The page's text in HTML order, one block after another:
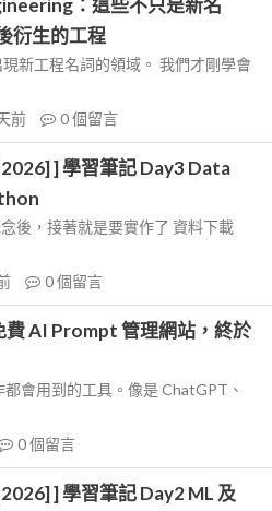
：這些不只是新名
衍生的工程
新工程名詞的領域。 我們才剛學會
前 0個留言
] 學習筆記 Day3 Data
後，接著就是要實作了 資料下載
0個留言
費 AI Prompt 管理網站，終於
會用到的工具。像是 ChatGPT、
0個留言
] 學習筆記 Day2 ML 及